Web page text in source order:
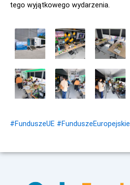
tego wyjątkowego wydarzenia.
#FunduszeUE #FunduszeEuropejskie